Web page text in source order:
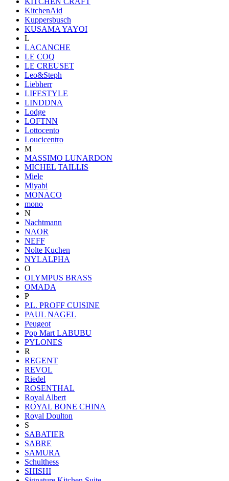
KitchenAid
Kuppersbusch
KUSAMA YAYOI
L
LACANCHE
LE COQ
LE CREUSET
Leo&Steph
Liebherr
LIFESTYLE
LINDDNA
Lodge
LOFTNN
Lottocento
Loucicentro
M
MASSIMO LUNARDON
MICHEL TAILLIS
Miele
Miyabi
MONACO
mono
N
Nachtmann
NAOR
NEFF
Nolte Kuchen
NYLALPHA
O
OLYMPUS BRASS
OMADA
P
P.L. PROFF CUISINE
PAUL NAGEL
Peugeot
Pop Mart LABUBU
PYLONES
R
REGENT
REVOL
Riedel
ROSENTHAL
Royal Albert
ROYAL BONE CHINA
Royal Doulton
S
SABATIER
SABRE
SAMURA
Schulthess
SHISHI